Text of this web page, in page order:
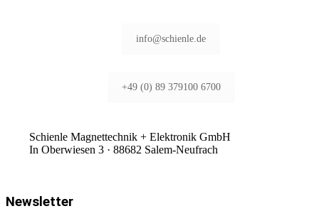
info@schienle.de
+49 (0) 89 379100 6700
Schienle Magnettechnik + Elektronik GmbH
In Oberwiesen 3 · 88682 Salem-Neufrach
Newsletter